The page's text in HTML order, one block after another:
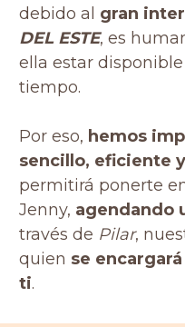
debido al gran
DEL ESTE, es
ella estar
tiempo.
Por eso, hemos
sencillo, eficiente
permitirá ponerte
Jenny, agendando
través de Pilar,
quien se
ti.